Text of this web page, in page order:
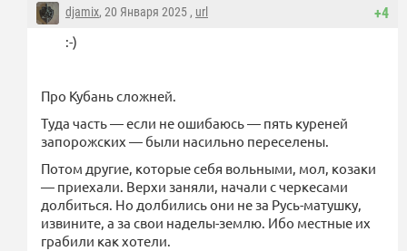
+4
djamix, 20 Января 2025 , url
:-)
Про Кубань сложней.
Туда часть — если не ошибаюсь — пять куреней
запорожских — были насильно переселены.
Потом другие, которые себя вольными, мол, козаки
— приехали. Верхи заняли, начали с черкесами
долбиться. Но долбились они не за Русь-матушку,
извините, а за свои наделы-землю. Ибо местные их
грабили как хотели.